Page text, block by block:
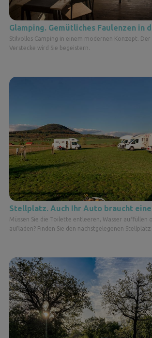
Glamping. Gemütliches Faulenzen in
Stilvolles Camping in einem modernen Konzept. Der
Verstecke wird Sie begeistern.
Stellplatz. Auch Ihr Auto braucht
Müssen Sie die Toilette entleeren, Wasser auffüllen
aufladen? Finden Sie den nächstgelegenen